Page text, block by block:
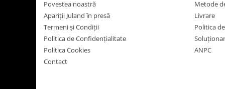
Povestea noastră
Apariții Juland în presă
Termeni și Condiții
Politica de Confidențialitate
Politica Cookies
Contact
Metode
Livrare
Politica
ANPC